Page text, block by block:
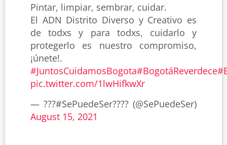
Pintar, limpiar, sembrar, cuidar.
El ADN Distrito Diverso y Creativo es
de todxs y para todxs, cuidarlo y
protegerlo es nuestro compromiso,
¡únete!.
#JuntosCuidamosBogota#BogotáReverdece
pic.twitter.com/1lwHifkwXr
— ??‍?#SePuedeSer??‍?? (@SePuedeSer)
August 15, 2021